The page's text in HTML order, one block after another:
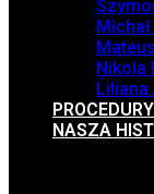
Nikola
Liliana
NASZA